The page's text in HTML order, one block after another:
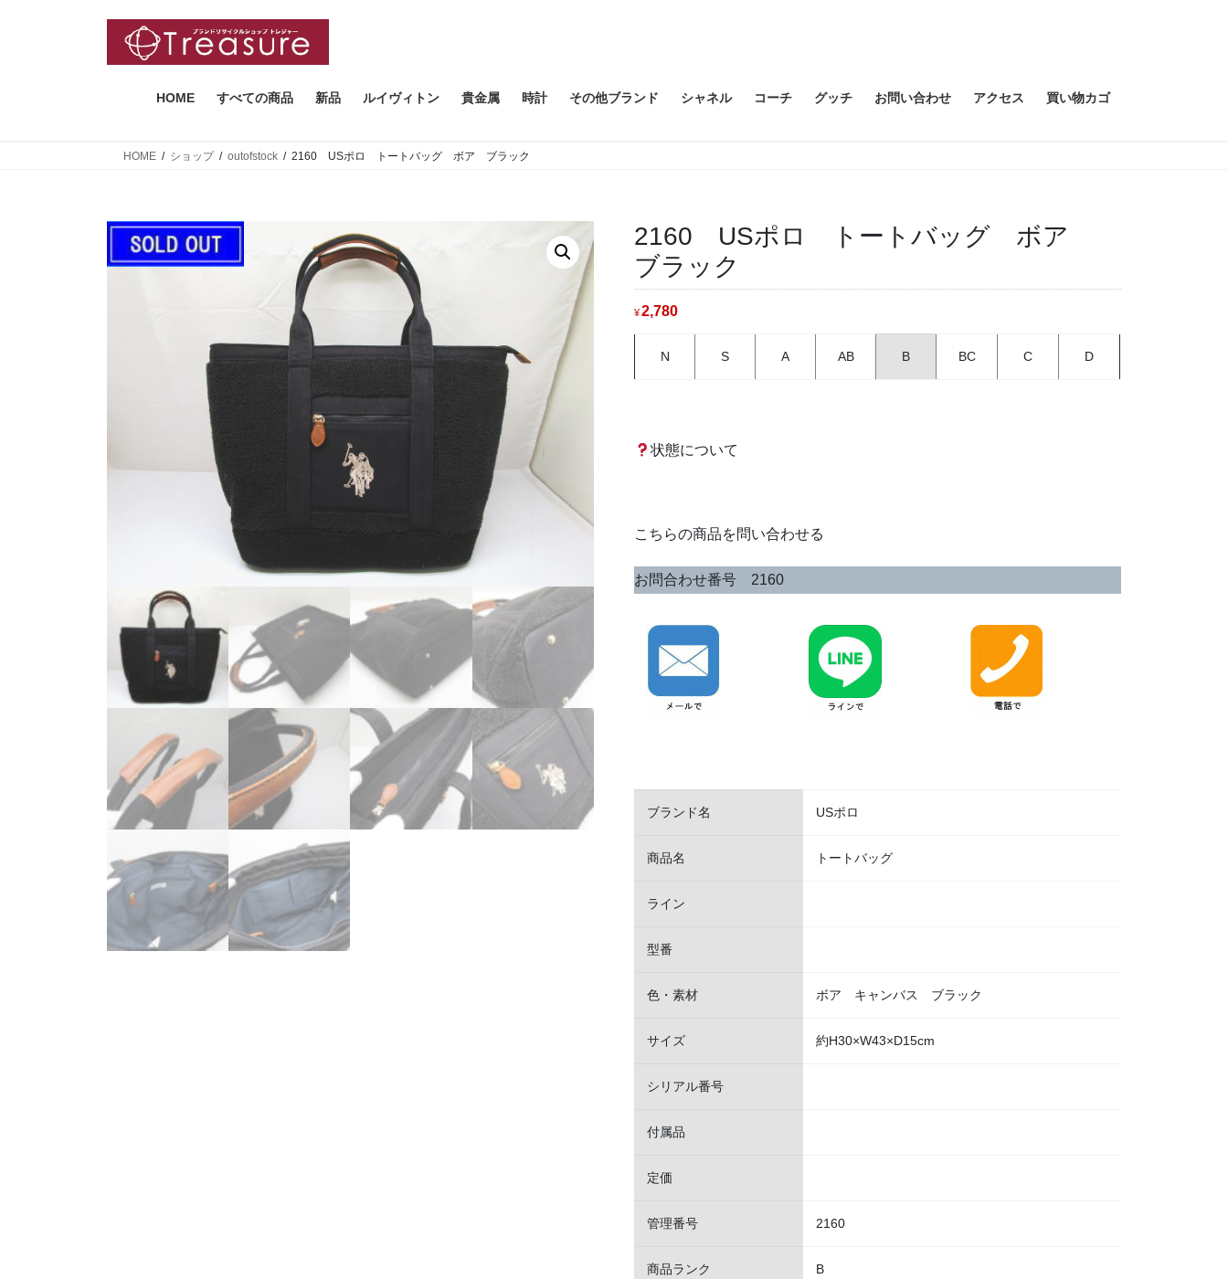
HOME すべての商品 新品 ルイヴィトン 貴金属 時計 その他ブランド シャネル コーチ グッチ お問い合わせ アクセス 買い物カゴ
HOME ショップ outofstock 2160 USポロ トートバッグ ボア ブラック
2160 USポロ トートバッグ ボア
ブラック
¥ 2,780
N S A AB B BC C D
状態について
こちらの商品を問い合わせる
お問合わせ番号 2160
ブランド名 USポロ
商品名 トートバッグ
ライン
型番
色・素材 ボア キャンバス ブラック
サイズ 約H30×W43×D15cm
シリアル番号
付属品
定価
管理番号 2160
商品ランク B